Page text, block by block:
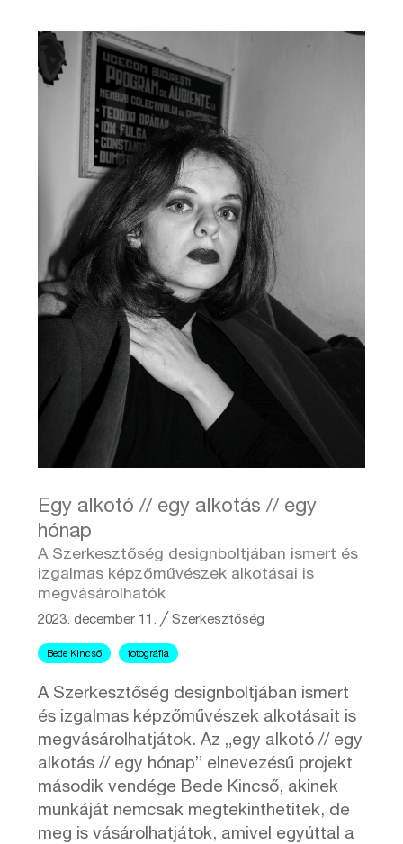
Egy alkotó // egy alkotás // egy
hónap
A Szerkesztőség designboltjában ismert és
izgalmas képzőművészek alkotásai is
megvásárolhatók
2023. december 11. ╱Szerkesztőség
Bede Kincső fotográfia
A Szerkesztőség designboltjában ismert
és izgalmas képzőművészek alkotásait is
megvásárolhatjátok. Az „egy alkotó // egy
alkotás // egy hónap” elnevezésű projekt
második vendége Bede Kincső, akinek
munkáját nemcsak megtekinthetitek, de
meg is vásárolhatjátok, amivel egyúttal a